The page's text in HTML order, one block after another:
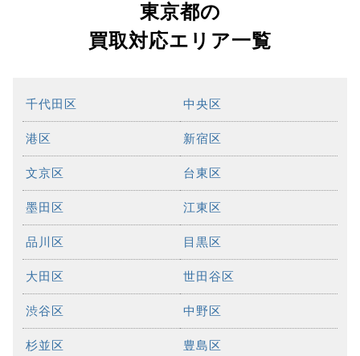
東京都の
買取対応エリア一覧
千代田区 中央区
港区 新宿区
文京区 台東区
墨田区 江東区
品川区 目黒区
大田区 世田谷区
渋谷区 中野区
杉並区 豊島区